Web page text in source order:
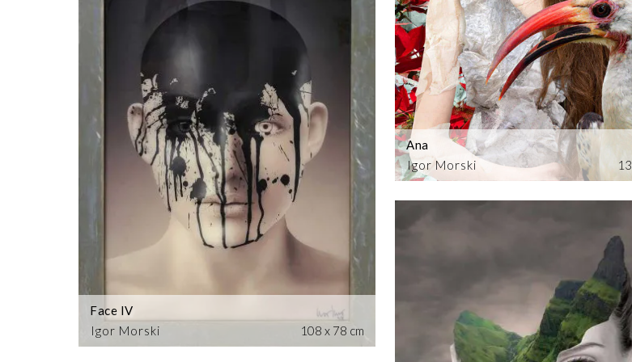
Igor Morski
Face IV
108 x 78 cm
Igor Morski
Ana